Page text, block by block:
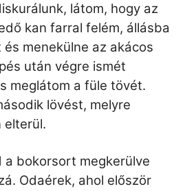
látom, hogy az
kan farral felém, állásba
menekülne az akácos
után végre ismét
meglátom a füle tövét.
lövést, melyre
elterül.
a bokorsort megkerülve
Odaérek, ahol először